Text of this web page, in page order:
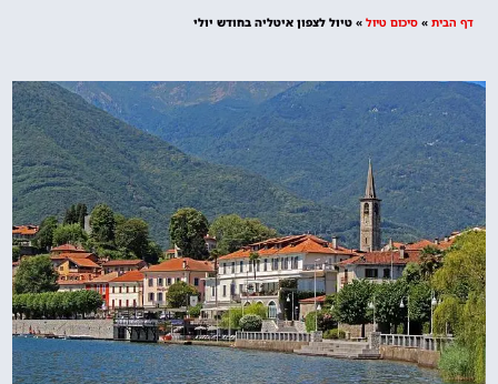
סיכום טיול»טיול לצפון איטליה בחודש יולי